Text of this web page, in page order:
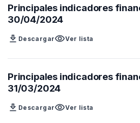
Principales indicadores
30/04/2024
download DescargarvisibilityVer lista
Principales indicadores
31/03/2024
download DescargarvisibilityVer lista